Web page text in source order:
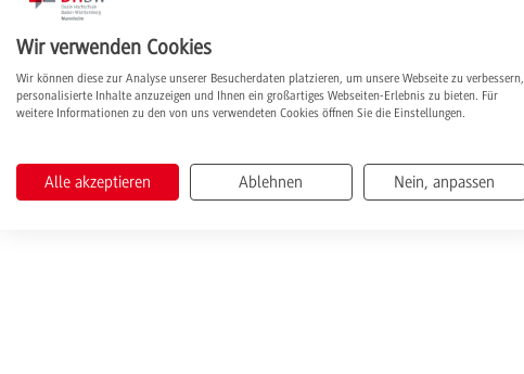
Wir verwenden Cookies
Wir können diese zur Analyse unserer Besucherdaten platzieren, um unsere Webseite zu verbessern,
personalisierte Inhalte anzuzeigen und Ihnen ein großartiges Webseiten-Erlebnis zu bieten. Für
weitere Informationen zu den von uns verwendeten Cookies öffnen Sie die Einstellungen.
Alle akzeptieren Ablehnen Nein, anpassen